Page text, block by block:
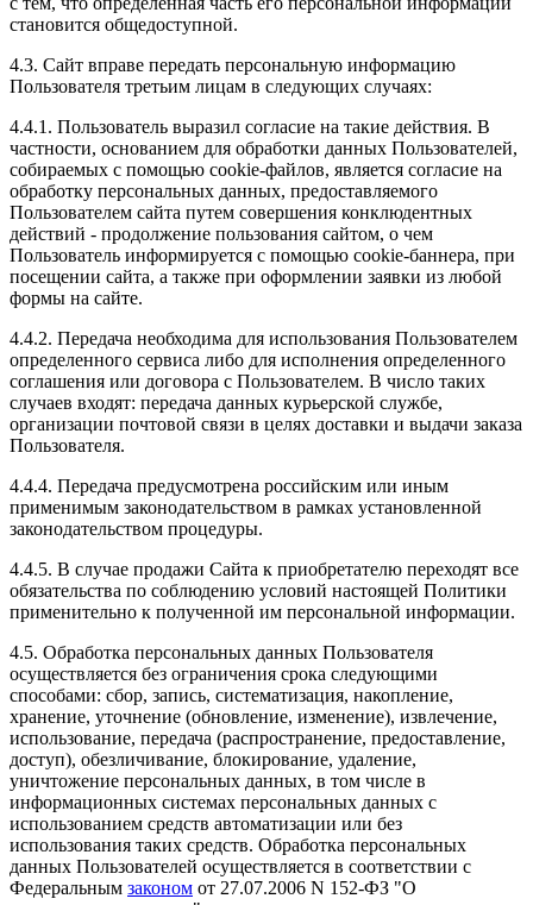
становится общедоступной.
4.3. Сайт вправе передать персональную информацию
Пользователя третьим лицам в следующих случаях:
4.4.1. Пользователь выразил согласие на такие действия. В
частности, основанием для обработки данных Пользователей,
собираемых с помощью cookie-файлов, является согласие на
обработку персональных данных, предоставляемого
Пользователем сайта путем совершения конклюдентных
действий - продолжение пользования сайтом, о чем
Пользователь информируется с помощью cookie-баннера, при
посещении сайта, а также при оформлении заявки из любой
формы на сайте.
4.4.2. Передача необходима для использования Пользователем
определенного сервиса либо для исполнения определенного
соглашения или договора с Пользователем. В число таких
случаев входят: передача данных курьерской службе,
организации почтовой связи в целях доставки и выдачи заказа
Пользователя.
4.4.4. Передача предусмотрена российским или иным
применимым законодательством в рамках установленной
законодательством процедуры.
4.4.5. В случае продажи Сайта к приобретателю переходят все
обязательства по соблюдению условий настоящей Политики
применительно к полученной им персональной информации.
4.5. Обработка персональных данных Пользователя
осуществляется без ограничения срока следующими
способами: сбор, запись, систематизация, накопление,
хранение, уточнение (обновление, изменение), извлечение,
использование, передача (распространение, предоставление,
доступ), обезличивание, блокирование, удаление,
уничтожение персональных данных, в том числе в
информационных системах персональных данных с
использованием средств автоматизации или без
использования таких средств. Обработка персональных
данных Пользователей осуществляется в соответствии с
Федеральным законом от 27.07.2006 N 152-ФЗ "О